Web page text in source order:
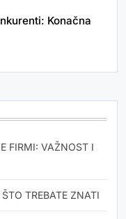
Konačna
FIRMI: VAŽNOST I
TREBATE ZNATI